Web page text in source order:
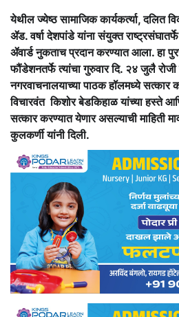
येथील ज्येष्ठ सामाजिक कार्यकर्त्या, दलित
ॲड. वर्षा देशपांडे यांना संयुक्त
ॲवार्ड नुकताच प्रदान करण्यात आला. हा
फौंडेशनतर्फे त्यांचा गुरुवार दि. २४ जुलै
नगरवाचनालयाच्या पाठक हॉलमध्ये सत्कार
विचारवंत किशोर बेडकिहाळ यांच्या हस्ते
सत्कार करण्यात येणार असल्याची माहिती
कुलकर्णी यांनी दिली.